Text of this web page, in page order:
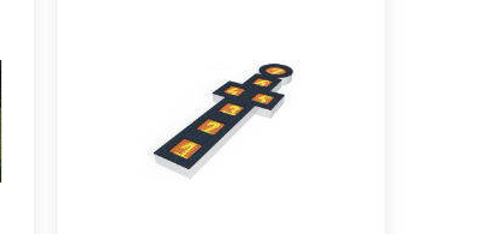
sécurisé et divertissant dédié aux
tout-petits, optez pour le trampoline
Kariboo : résistant, amusant et
design.